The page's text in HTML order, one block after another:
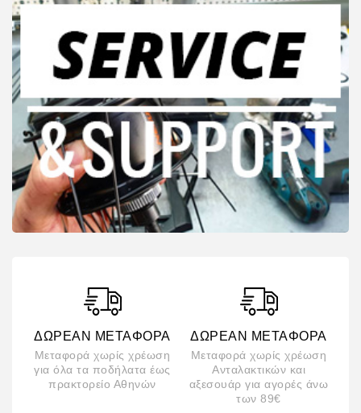
ΔΩΡΕΆΝ ΜΕΤΑΦΟΡΆ
Μεταφορά χωρίς χρέωση
για όλα τα ποδήλατα έως
πρακτορείο Αθηνών
ΔΩΡΕΆΝ ΜΕΤΑΦΟΡΆ
Μεταφορά χωρίς χρέωση
Ανταλακτικών και
αξεσουάρ για αγορές άνω
των 89€